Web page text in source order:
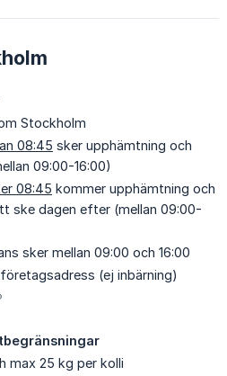
Stockholm
08:45 sker upphämtning och
09:00-16:00)
08:45 kommer upphämtning och
ske dagen efter (mellan 09:00-
sker mellan 09:00 och 16:00
(ej inbärning)
max 25 kg per kolli